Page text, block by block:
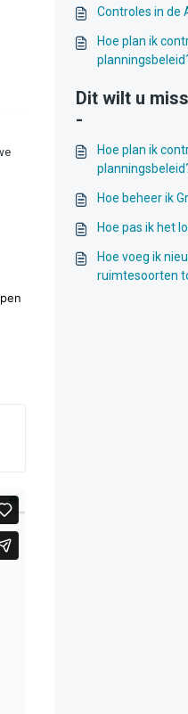
Controles in de
Hoe plan ik
Dit wilt u
-
Hoe plan ik
Hoe beheer ik
Hoe pas ik het
Hoe voeg ik
ruimtesoorten